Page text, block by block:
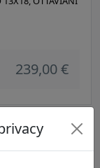
239,00 €